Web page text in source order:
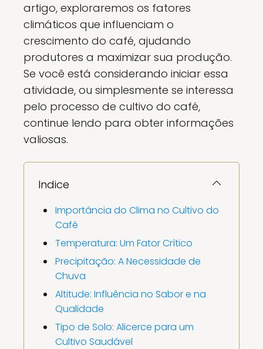
artigo, exploraremos os fatores
climáticos que influenciam o
crescimento do café, ajudando
produtores a maximizar sua produção.
Se você está considerando iniciar essa
atividade, ou simplesmente se interessa
pelo processo de cultivo do café,
continue lendo para obter informações
valiosas.
Indice
Importância do Clima no Cultivo do
Café
Temperatura: Um Fator Crítico
Precipitação: A Necessidade de
Chuva
Altitude: Influência no Sabor e na
Qualidade
Tipo de Solo: Alicerce para um
Cultivo Saudável